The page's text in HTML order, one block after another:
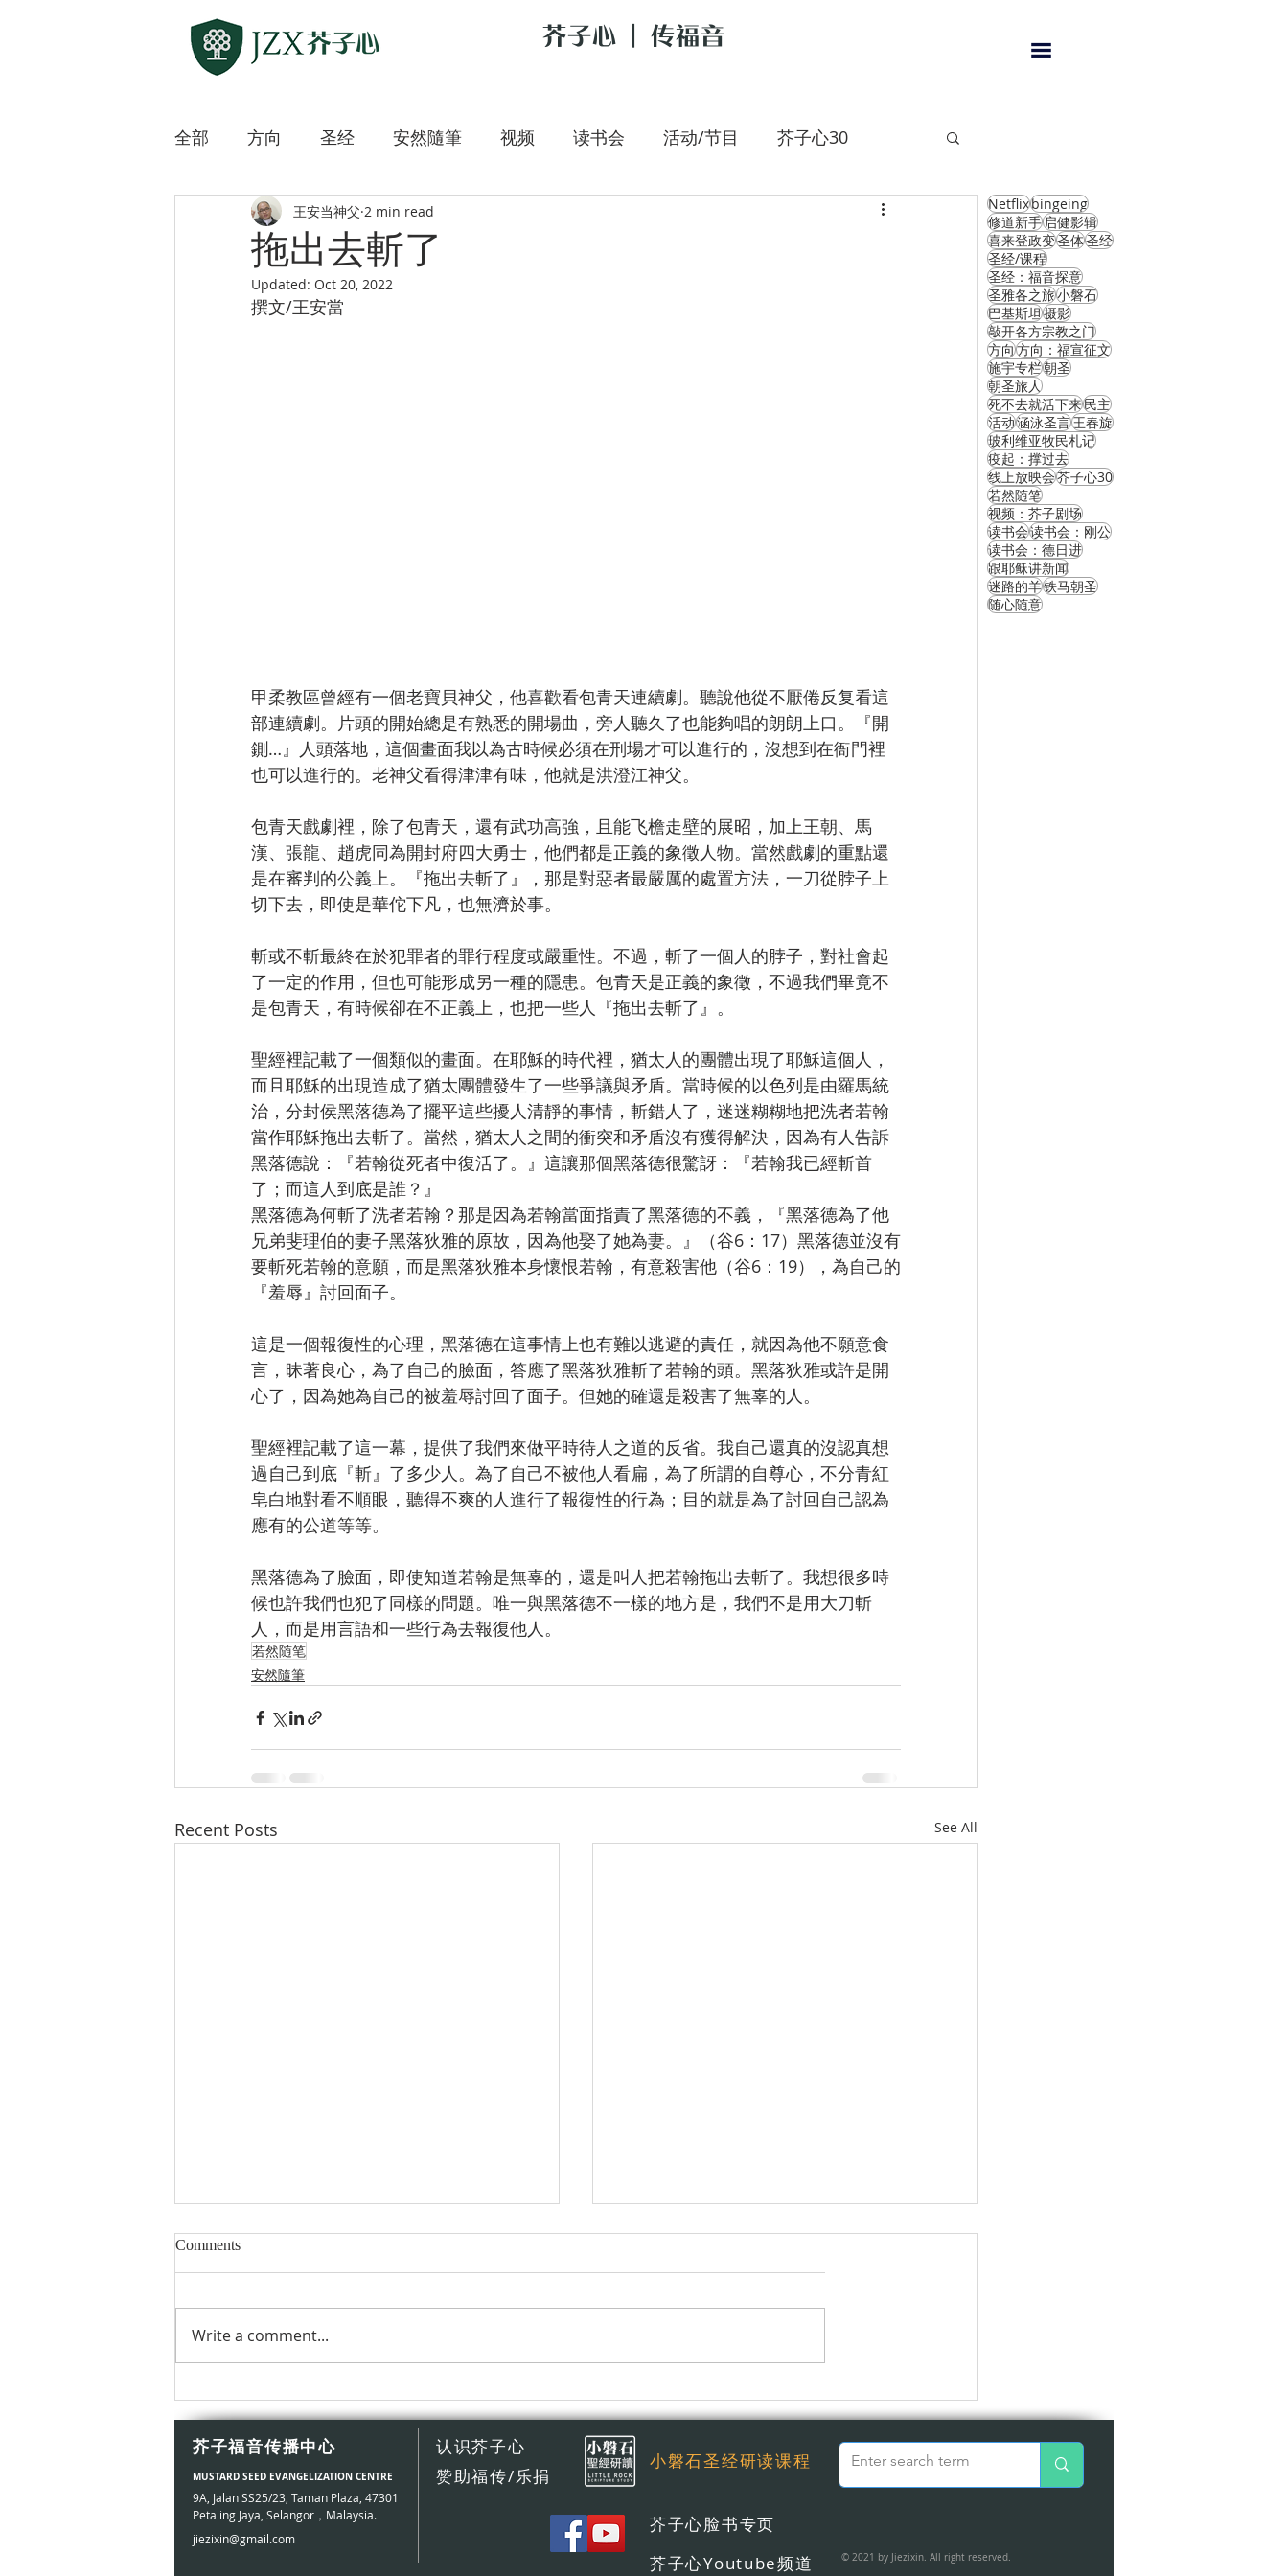
芥子心 | 传福音
全部 方向 圣经 安然隨筆 视频 读书会 活动/节目 芥子心30
敲开各方宗教之门 上主是我的牧者
迷路的羊 微微道来
拖出去斬了
王安当神父 2 min read
Updated: Oct 20, 2022
撰文/王安當
甲柔教區曾經有一個老寶貝神父，他喜歡看包青天連續劇。聽說他從不厭倦反复看這
部連續劇。片頭的開始總是有熟悉的開場曲，旁人聽久了也能夠唱的朗朗上口。『開
鍘…』人頭落地，這個畫面我以為古時候必須在刑場才可以進行的，沒想到在衙門裡
也可以進行的。老神父看得津津有味，他就是洪澄江神父。
包青天戲劇裡，除了包青天，還有武功高強，且能飞檐走壁的展昭，加上王朝、馬
漢、張龍、趙虎同為開封府四大勇士，他們都是正義的象徵人物。當然戲劇的重點還
是在審判的公義上。『拖出去斬了』，那是對惡者最嚴厲的處置方法，一刀從脖子上
切下去，即使是華佗下凡，也無濟於事。
斬或不斬最終在於犯罪者的罪行程度或嚴重性。不過，斬了一個人的脖子，對社會起
了一定的作用，但也可能形成另一種的隱患。包青天是正義的象徵，不過我們畢竟不
是包青天，有時候卻在不正義上，也把一些人『拖出去斬了』。
聖經裡記載了一個類似的畫面。在耶穌的時代裡，猶太人的團體出現了耶穌這個人，
而且耶穌的出現造成了猶太團體發生了一些爭議與矛盾。當時候的以色列是由羅馬統
治，分封侯黑落德為了擺平這些擾人清靜的事情，斬錯人了，迷迷糊糊地把洗者若翰
當作耶穌拖出去斬了。當然，猶太人之間的衝突和矛盾沒有獲得解決，因為有人告訴
黑落德說：『若翰從死者中復活了。』這讓那個黑落德很驚訝：『若翰我已經斬首
了；而這人到底是誰？』
黑落德為何斬了洗者若翰？那是因為若翰當面指責了黑落德的不義，『黑落德為了他
兄弟斐理伯的妻子黑落狄雅的原故，因為他娶了她為妻。』（谷6：17）黑落德並沒有
要斬死若翰的意願，而是黑落狄雅本身懷恨若翰，有意殺害他（谷6：19），為自己的
『羞辱』討回面子。
這是一個報復性的心理，黑落德在這事情上也有難以逃避的責任，就因為他不願意食
言，昧著良心，為了自己的臉面，答應了黑落狄雅斬了若翰的頭。黑落狄雅或許是開
心了，因為她為自己的被羞辱討回了面子。但她的確還是殺害了無辜的人。
聖經裡記載了這一幕，提供了我們來做平時待人之道的反省。我自己還真的沒認真想
過自己到底『斬』了多少人。為了自己不被他人看扁，為了所謂的自尊心，不分青紅
皂白地對看不順眼，聽得不爽的人進行了報復性的行為；目的就是為了討回自己認為
應有的公道等等。
黑落德為了臉面，即使知道若翰是無辜的，還是叫人把若翰拖出去斬了。我想很多時
候也許我們也犯了同樣的問題。唯一與黑落德不一樣的地方是，我們不是用大刀斬
人，而是用言語和一些行為去報復他人。
若然随笔
安然隨筆
Recent Posts See All
天主，也走過逃亡的路
悔改不是讓你覺得糟，而是讓你重新開始
Comments
Write a comment...
Netflixbingeing
修道新手启健影辑
喜来登政变圣体圣经
圣经/课程
圣经：福音探意
圣雅各之旅小磐石
巴基斯坦摄影
敲开各方宗教之门
方向方向：福宣征文
施宇专栏朝圣
朝圣旅人
死不去就活下来民主
活动涵泳圣言王春旋
玻利维亚牧民札记
疫起：撑过去
线上放映会芥子心30
若然随笔
视频：芥子剧场
读书会读书会：刚公
读书会：德日进
跟耶稣讲新闻
迷路的羊铁马朝圣
随心随意
芥子福音传播中心
MUSTARD SEED EVANGELIZATION CENTRE
9A, Jalan SS25/23, Taman Plaza, 47301
Petaling Jaya, Selangor，​Malaysia.
jiezixin@gmail.com
认识芥子心
赞助福传/乐捐
小磐石圣经研读课程
芥子心脸书专页
© 2021 by Jiezixin. All right reserved.
芥子心Youtube频道